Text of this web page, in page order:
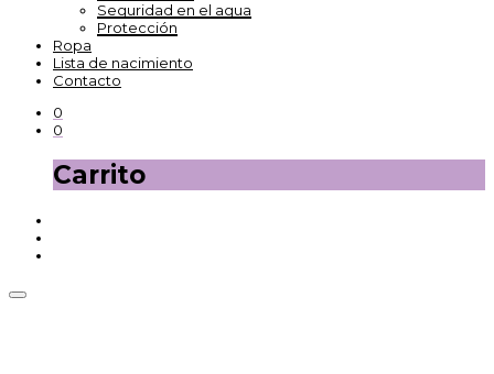
Seguridad en el agua
Protección
Ropa
Lista de nacimiento
Contacto
0
0
Carrito